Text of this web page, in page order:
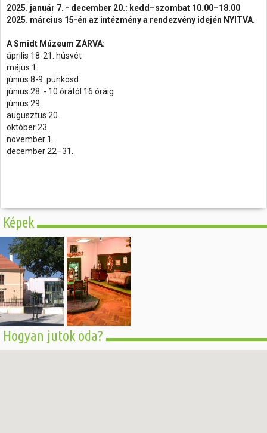
2025. január 7. - december 20.: kedd–szombat 10.00–18.00
2025. március 15-én az intézmény a rendezvény idején NYITVA.
A Smidt Múzeum ZÁRVA:
április 18-21. húsvét
május 1.
június 8-9. pünkösd
június 28. - 10 órától 16 óráig
június 29.
augusztus 20.
október 23.
november 1.
december 22–31.
Képek
Hogyan jutok oda?